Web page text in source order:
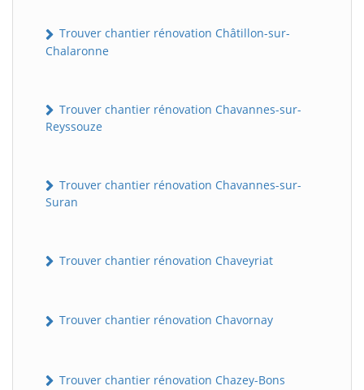
Trouver chantier rénovation Châtillon-sur-
Chalaronne
Trouver chantier rénovation Chavannes-sur-
Reyssouze
Trouver chantier rénovation Chavannes-sur-
Suran
Trouver chantier rénovation Chaveyriat
Trouver chantier rénovation Chavornay
Trouver chantier rénovation Chazey-Bons